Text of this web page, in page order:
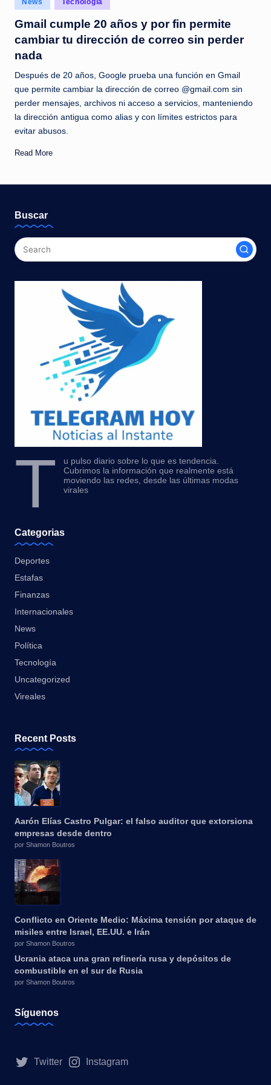
c
i
a
a
l
i
n
t
n
t
in
News Tecnología
Gmail cumple 20 años y por fin permite
cambiar tu dirección de correo sin perder
nada
Después de 20 años, Google prueba una función en Gmail
que permite cambiar la dirección de correo @gmail.com sin
perder mensajes, archivos ni acceso a servicios, manteniendo
la dirección antigua como alias y con límites estrictos para
evitar abusos.
Read More
Buscar
T
u pulso diario sobre lo que es tendencia.
Cubrimos la información que realmente está
moviendo las redes, desde las últimas modas
virales
Categorias
Deportes
Estafas
Finanzas
Internacionales
News
Política
Tecnología
Uncategorized
Vireales
Recent Posts
Aarón Elías Castro Pulgar: el falso auditor que extorsiona
empresas desde dentro
por Shamon Boutros
Conflicto en Oriente Medio: Máxima tensión por ataque de
misiles entre Israel, EE.UU. e Irán
por Shamon Boutros
Ucrania ataca una gran refinería rusa y depósitos de
combustible en el sur de Rusia
por Shamon Boutros
Síguenos
Twitter Instagram